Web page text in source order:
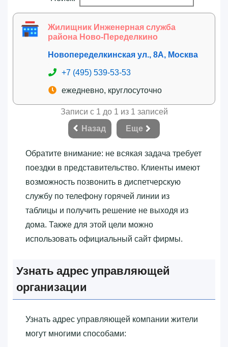
Жилищник Инженерная служба
района Ново-Переделкино
Новопеределкинская ул., 8А, Москва
+7 (495) 539-53-53
ежедневно, круглосуточно
Записи с 1 до 1 из 1 записей
Назад
Еще
Обратите внимание: не всякая задача требует
поездки в представительство. Клиенты имеют
возможность позвонить в диспетчерскую
службу по телефону горячей линии из
таблицы и получить решение не выходя из
дома. Также для этой цели можно
использовать официальный сайт фирмы.
Узнать адрес управляющей
организации
Узнать адрес управляющей компании жители
могут многими способами: